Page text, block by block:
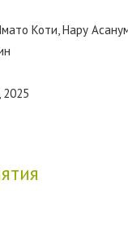
Коти, Нару
2025